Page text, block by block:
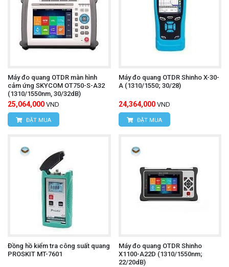
Máy đo quang OTDR màn hình
cảm ứng SKYCOM OT750-S-A32
(1310/1550nm, 30/32dB)
25,064,000 VND
ĐẶT MUA
Máy đo quang OTDR Shinho X-30-
A (1310/1550; 30/28)
24,364,000 VND
ĐẶT MUA
Đồng hồ kiểm tra công suất quang
PROSKIT MT-7601
Máy đo quang OTDR Shinho
X1100-A22D (1310/1550nm;
22/20dB)